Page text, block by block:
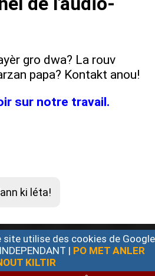
gro dwa? La rouv
papa? Kontakt anou!
sur notre travail.
ki léta!
site utilise des cookies de Google
| PO MET ANLER
KILTIR